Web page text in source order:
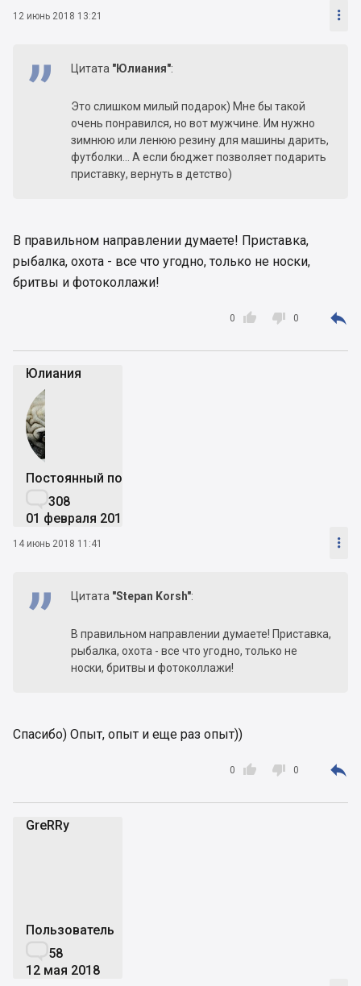
12 июнь 2018 13:21 
Цитата "Юлиания":
Это слишком милый подарок) Мне бы такой
очень понравился, но вот мужчине. Им нужно
зимнюю или ленюю резину для машины дарить,
футболки... А если бюджет позволяет подарить
приставку, вернуть в детство)
В правильном направлении думаете! Приставка,
рыбалка, охота - все что угодно, только не носки,
бритвы и фотоколлажи!

0  0 
Юлиания
Постоянный пользователь
308
01 февраля 2017
14 июнь 2018 11:41 
Цитата "Stepan Korsh":
В правильном направлении думаете! Приставка,
рыбалка, охота - все что угодно, только не
носки, бритвы и фотоколлажи!
Спасибо) Опыт, опыт и еще раз опыт))

0  0 
GreRRy
Пользователь
58
12 мая 2018